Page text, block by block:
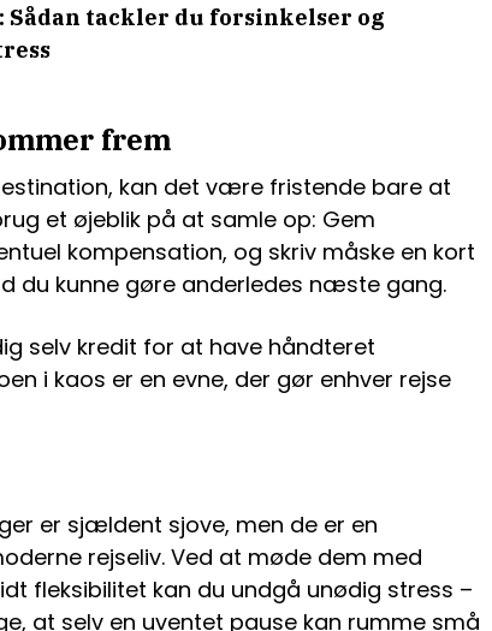
Sådan tackler du forsinkelser og
frem
kan det være fristende bare at
et øjeblik på at samle op: Gem
kompensation, og skriv måske en kort
du kunne gøre anderledes næste gang.
selv kredit for at have håndteret
i kaos er en evne, der gør enhver rejse
er sjældent sjove, men de er en
rejseliv. Ved at møde dem med
fleksibilitet kan du undgå unødig stress –
at selv en uventet pause kan rumme små